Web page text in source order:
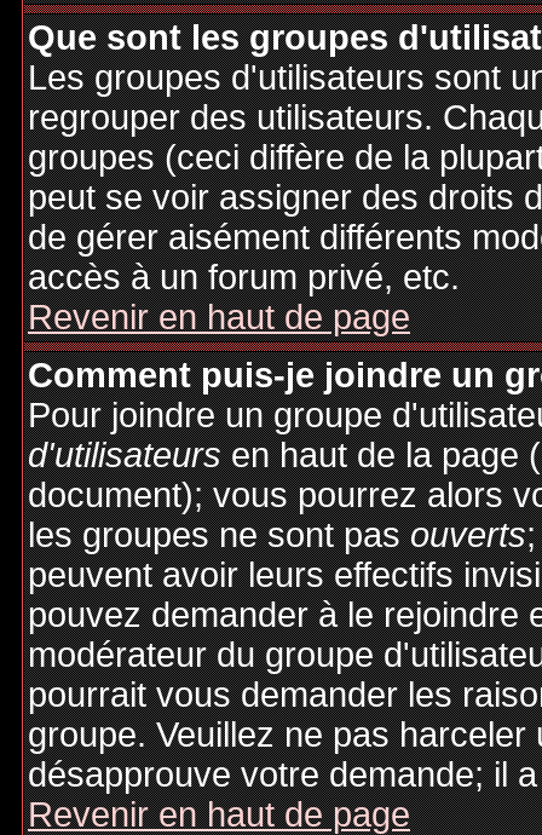
Que sont les groupes
Les groupes d'utilisateurs sont
regrouper des utilisateurs.
groupes (ceci diffère de la
peut se voir assigner des droits
de gérer aisément différents
accès à un forum privé, etc.
Revenir en haut de page
Comment puis-je joindre un
Pour joindre un groupe
d'utilisateursen haut de la page
document); vous pourrez alors
les groupes ne sont pasouverts
peuvent avoir leurs effectifs
pouvez demander à le rejoindre
modérateur du groupe
pourrait vous demander les
groupe. Veuillez ne pas
désapprouve votre demande; il
Revenir en haut de page